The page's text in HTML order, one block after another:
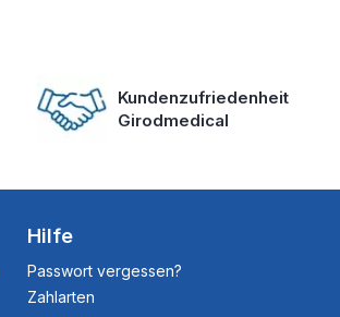
Kundenzufriedenheit
Girodmedical
Hilfe
Passwort vergessen?
Zahlarten